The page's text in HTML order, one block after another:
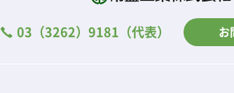
03（3262）9181 （代表） お